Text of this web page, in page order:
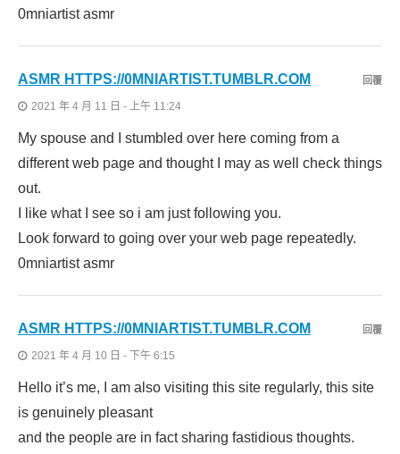
0mniartist asmr
ASMR HTTPS://0MNIARTIST.TUMBLR.COM
2021 年 4 月 11 日 - 上午 11:24
My spouse and I stumbled over here coming from a
different web page and thought I may as well check things
out.
I like what I see so i am just following you.
Look forward to going over your web page repeatedly.
0mniartist asmr
回覆
ASMR HTTPS://0MNIARTIST.TUMBLR.COM
2021 年 4 月 10 日 - 下午 6:15
Hello it’s me, I am also visiting this site regularly, this site
is genuinely pleasant
and the people are in fact sharing fastidious thoughts.
回覆